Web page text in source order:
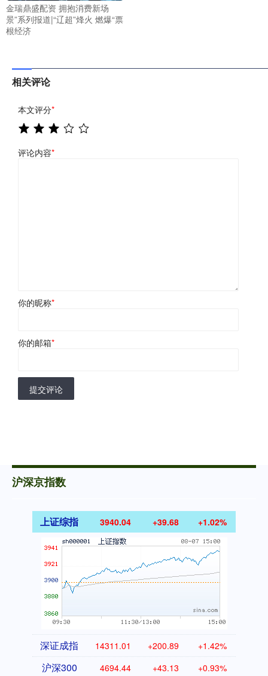
金瑞鼎盛配资 拥抱消费新场
景”系列报道|“辽超”烽火 燃爆“票
根经济
相关评论
本文评分*
评论内容*
你的昵称*
你的邮箱*
提交评论
沪深京指数
上证综指 3940.04 +39.68 +1.02%
深证成指 14311.01 +200.89 +1.42%
沪深300 4694.44 +43.13 +0.93%